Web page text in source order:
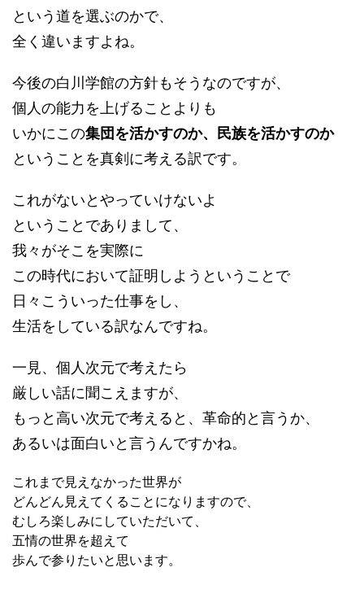
という道を選ぶのかで、
全く違いますよね。
今後の白川学館の方針もそうなのですが、
個人の能力を上げることよりも
いかにこの集団を活かすのか、民族を活かすのか
ということを真剣に考える訳です。
これがないとやっていけないよ
ということでありまして、
我々がそこを実際に
この時代において証明しようということで
日々こういった仕事をし、
生活をしている訳なんですね。
一見、個人次元で考えたら
厳しい話に聞こえますが、
もっと高い次元で考えると、革命的と言うか、
あるいは面白いと言うんですかね。
これまで見えなかった世界が
どんどん見えてくることになりますので、
むしろ楽しみにしていただいて、
五情の世界を超えて
歩んで参りたいと思います。